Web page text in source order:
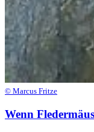
© Marcus Fritze
Wenn